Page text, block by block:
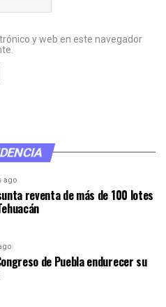
y web en este navegador
ago
reventa de más de 100 lotes
de Puebla endurecer su